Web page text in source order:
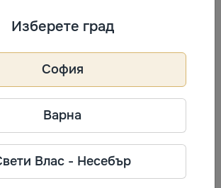
температура от 0˚ до +25˚C и
на въздуха не повече от 75%.
се съхранява в хладилник 0°С до +5
е да се разклати преди употреба.
Изберете град
София
Варна
Влас - Несебър